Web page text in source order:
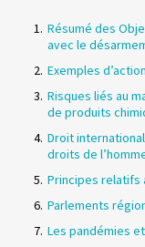
Résumé des
avec le
Exemples
Risques liés au
de produits
Droit
droits de
Principes relatifs
Parlements
Les pandémies